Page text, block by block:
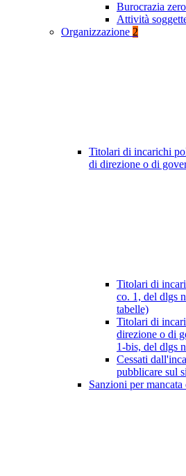
Burocrazia zero
Attività
Organizzazione 2
Titolari di incarichi
di direzione o di
Titolari di
co. 1, del dlgs
tabelle)
Titolari di
direzione o di
1-bis, del dlgs
Cessati
pubblicare sul
Sanzioni per